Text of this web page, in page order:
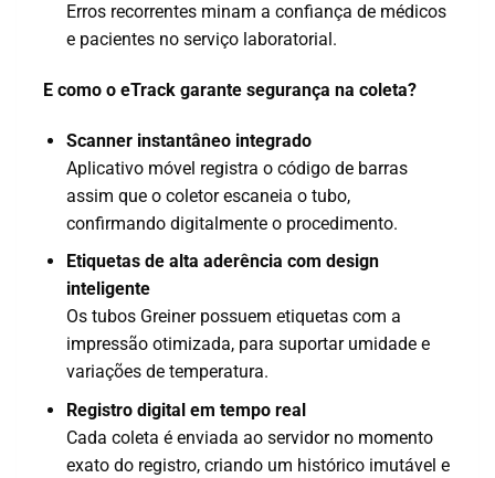
Erros recorrentes minam a confiança de médicos
e pacientes no serviço laboratorial.
E como o eTrack garante segurança na coleta?
Scanner instantâneo integrado
Aplicativo móvel registra o código de barras
assim que o coletor escaneia o tubo,
confirmando digitalmente o procedimento.
Etiquetas de alta aderência com design
inteligente
Os tubos Greiner possuem etiquetas com a
impressão otimizada, para suportar umidade e
variações de temperatura.
Registro digital em tempo real
Cada coleta é enviada ao servidor no momento
exato do registro, criando um histórico imutável e